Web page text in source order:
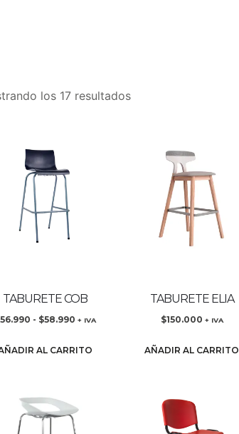
los 17 resultados
TABURETE COB
56.990 - $58.990 + IVA
AL CARRITO
TABURETE ELIA
$150.000 + IVA
AÑADIR AL CARRITO